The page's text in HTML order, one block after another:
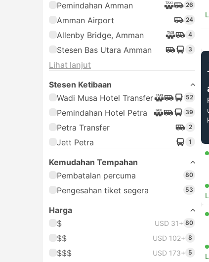
Pemindahan Amman 26
Amman Airport 24
Allenby Bridge, Amman 4
Stesen Bas Utara Amman 3
Lihat lanjut
Stesen Ketibaan
Wadi Musa Hotel Transfer
52
Pemindahan Hotel Petra 39
Petra Transfer 2
Jett Petra 1
Kemudahan Tempahan
Pembatalan percuma
80
Pengesahan tiket segera 53
Harga
$
USD 31+ 80
$$ USD 102+ 8
$$$ USD 173+ 5